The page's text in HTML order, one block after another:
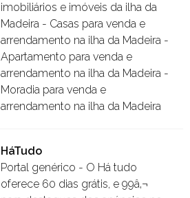
imobiliários e imóveis da ilha da
Madeira - Casas para venda e
arrendamento na ilha da Madeira -
Apartamento para venda e
arrendamento na ilha da Madeira -
Moradia para venda e
arrendamento na ilha da Madeira
HáTudo
Portal genérico - O Há tudo
oferece 60 dias grátis, e 99â‚¬